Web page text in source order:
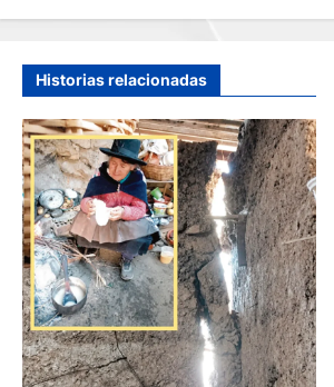
g
a
c
i
ó
n
d
e
Historias relacionadas